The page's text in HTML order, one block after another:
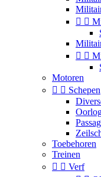
 
 
Motoren
  Schepen
Toebehoren
Treinen
  Verf